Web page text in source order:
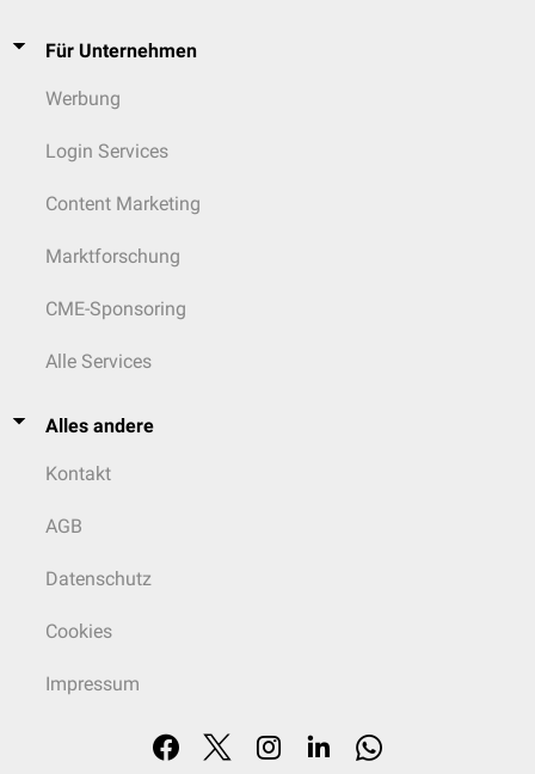
Für Unternehmen
Werbung
Login Services
Content Marketing
Marktforschung
CME-Sponsoring
Alle Services
Alles andere
Kontakt
AGB
Datenschutz
Cookies
Impressum